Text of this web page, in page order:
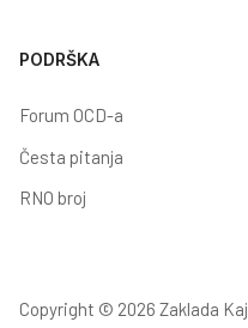
PODRŠKA
Forum OCD-a
Česta pitanja
RNO broj
Copyright © 2026 Zaklada